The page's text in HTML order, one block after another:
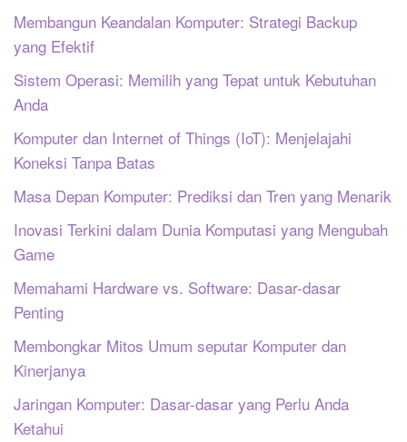
Membangun Keandalan Komputer: Strategi Backup
yang Efektif
Sistem Operasi: Memilih yang Tepat untuk Kebutuhan
Anda
Komputer dan Internet of Things (IoT): Menjelajahi
Koneksi Tanpa Batas
Masa Depan Komputer: Prediksi dan Tren yang Menarik
Inovasi Terkini dalam Dunia Komputasi yang Mengubah
Game
Memahami Hardware vs. Software: Dasar-dasar
Penting
Membongkar Mitos Umum seputar Komputer dan
Kinerjanya
Jaringan Komputer: Dasar-dasar yang Perlu Anda
Ketahui